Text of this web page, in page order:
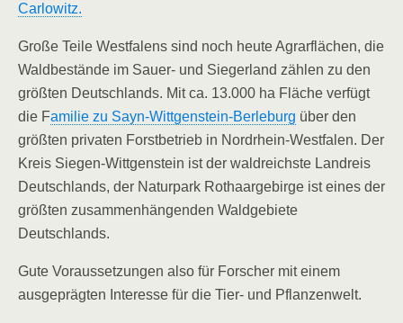
Carlowitz.
Große Teile Westfalens sind noch heute Agrarflächen, die
Waldbestände im Sauer- und Siegerland zählen zu den
größten Deutschlands. Mit ca. 13.000 ha Fläche verfügt
die Familie zu Sayn-Wittgenstein-Berleburg über den
größten privaten Forstbetrieb in Nordrhein-Westfalen. Der
Kreis Siegen-Wittgenstein ist der waldreichste Landreis
Deutschlands, der Naturpark Rothaargebirge ist eines der
größten zusammenhängenden Waldgebiete
Deutschlands.
Gute Voraussetzungen also für Forscher mit einem
ausgeprägten Interesse für die Tier- und Pflanzenwelt.